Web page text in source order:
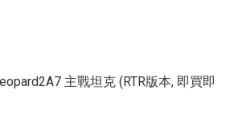
主戰坦克 (RTR版本, 即買即